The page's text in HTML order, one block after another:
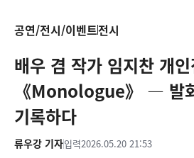
공연/전시/이벤트전시
배우 겸 작가 임지찬 개인
《Monologue》 — 발
기록하다
류우강 기자입력2026.05.20 21:53